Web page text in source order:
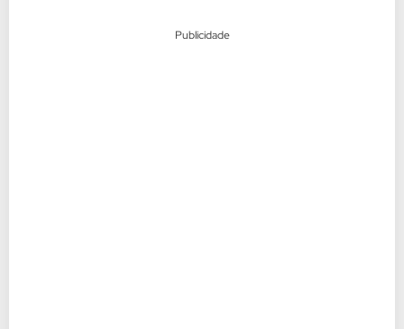
Publicidade